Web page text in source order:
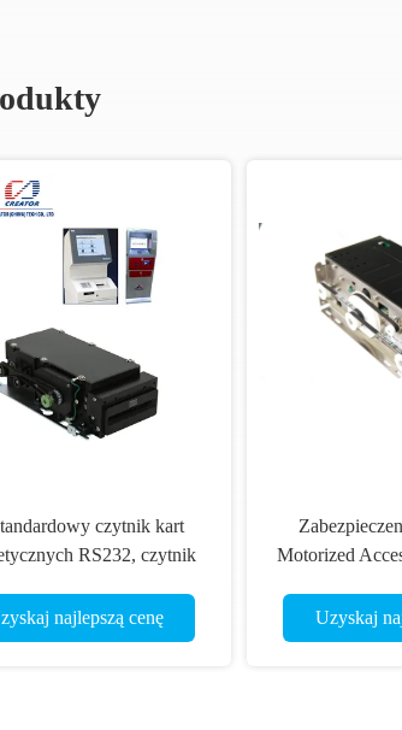
czytnik kart
RS232, czytnik
ISO7811
najlepszą cenę
Motorized
Uzyskaj